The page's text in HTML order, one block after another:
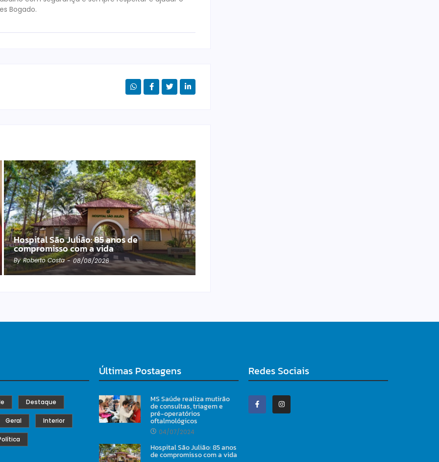
Bogado.
Hospital São Julião: 85 anos de
compromisso com a vida
By Roberto Costa - 08/08/2026
Destaque
Geral Interior
Últimas Postagens
MS Saúde realiza mutirão
de consultas, triagem e
pré-operatórios
oftalmológicos
04/07/2024
Hospital São Julião: 85 anos
de compromisso com a vida
Redes Sociais